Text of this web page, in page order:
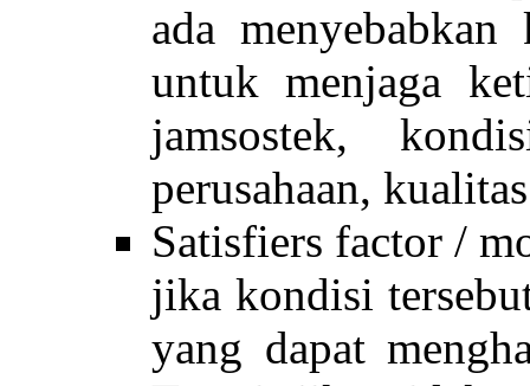
ada
untuk menjaga
jamsostek,
perusahaan,
Satisfiers factor /
jika kondisi
yang dapat